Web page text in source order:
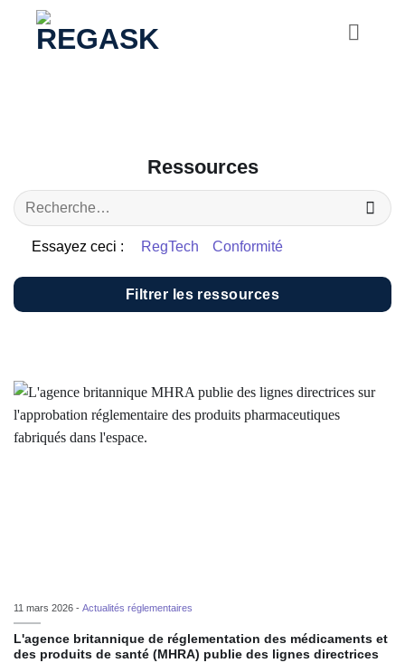
Passer
Ressources
Essayez ceci : RegTech Conformité
Filtrer les ressources
11 mars 2026 - Actualités réglementaires
L'agence britannique de réglementation des médicaments et
des produits de santé (MHRA) publie des lignes directrices